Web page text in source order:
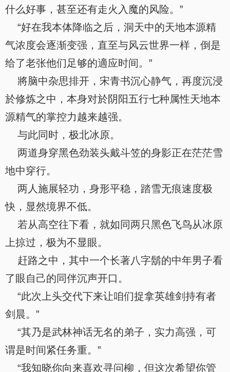
什么好事，甚至还有走火入魔的风险。”
“好在我本体降临之后，洞天中的天地本源精
气浓度会逐渐变强，直至与风云世界一样，倒是
给了老张他们足够的適应时间。”
將脑中杂思排开，宋青书沉心静气，再度沉浸
於修炼之中，本身对於阴阳五行七种属性天地本
源精气的掌控力越来越强。
与此同时，极北冰原。
两道身穿黑色劲装头戴斗笠的身影正在茫茫雪
地中穿行。
两人施展轻功，身形平稳，踏雪无痕速度极
快，显然境界不低。
若从高空往下看，就如同两只黑色飞鸟从冰原
上掠过，极为不显眼。
赶路之中，其中一个长著八字鬍的中年男子看
了眼自己的同伴沉声开口。
“此次上头交代下来让咱们捉拿英雄剑持有者
剑晨。”
“其乃是武林神话无名的弟子，实力高强，可
谓是时间紧任务重。”
“我知晓你向来喜欢寻问柳，但这次希望你管